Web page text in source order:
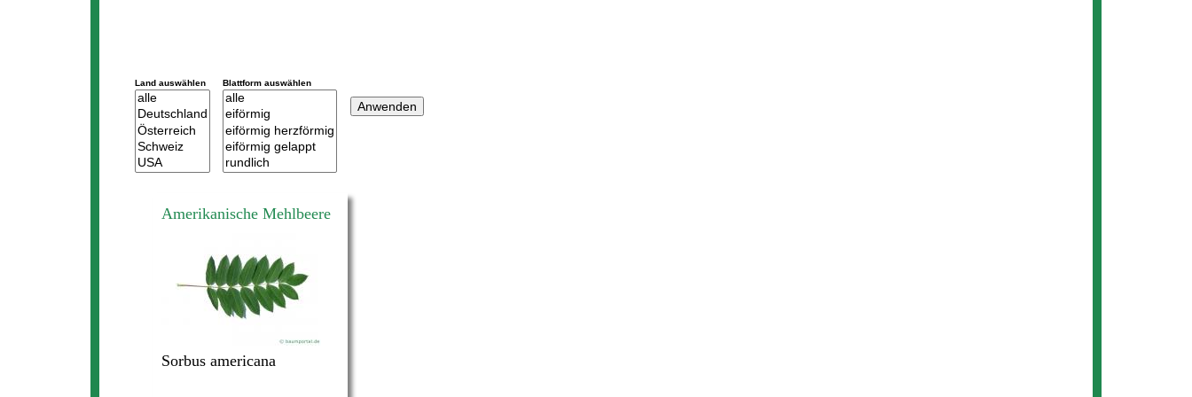
Land auswählen Blattform auswählen
Amerikanische Mehlbeere
Sorbus americana